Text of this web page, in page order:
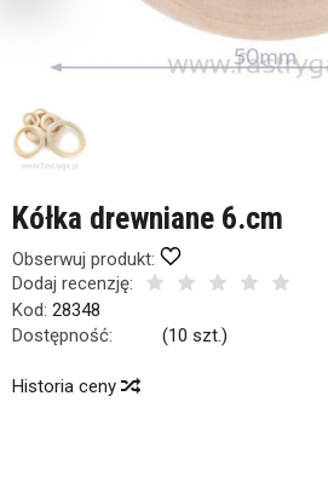
Kółka drewniane 6.cm
Obserwuj produkt:
Dodaj recenzję:
Kod: 28348
Dostępność:
(10 szt.)
Historia ceny
osób.